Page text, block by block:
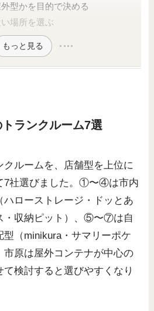
型かを目的で決める
場所を選ぶ
もっと見る
ランクルーム7選
ルームを、店舗型を上位に
7社選びました。①〜④は市内
ハローストレージ・ドッとあ
・収納ピット）、⑤〜⑦は自
（minikura・サマリーポケ
市原は屋外コンテナが中心の
検討すると選びやすくなり